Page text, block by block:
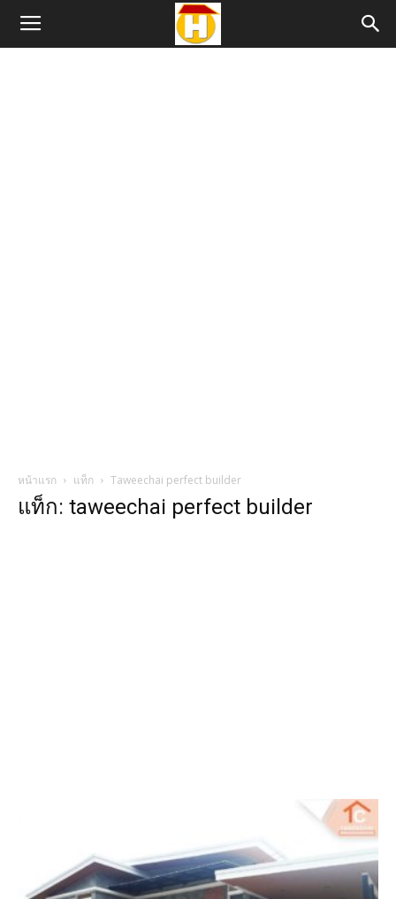
หน้าแรก แท็ก Taweechai perfect builder
แท็ก: taweechai perfect builder